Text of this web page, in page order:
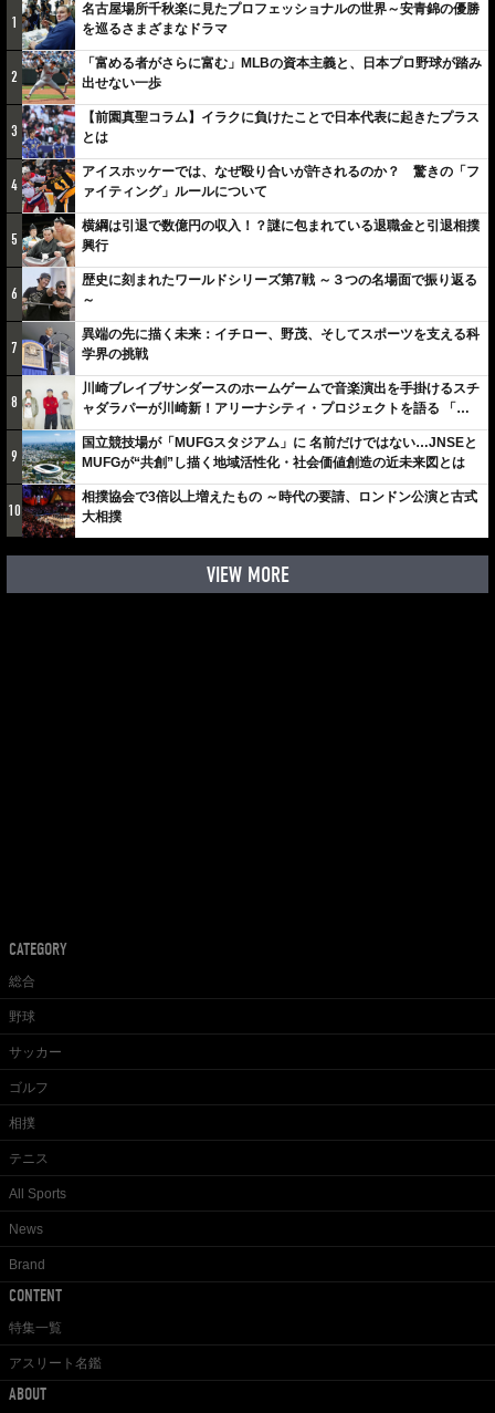
1
名古屋場所千秋楽に見たプロフェッショナルの世界～安青錦の優勝
を巡るさまざまなドラマ
2
「富める者がさらに富む」MLBの資本主義と、日本プロ野球が踏み
出せない一歩
3
【前園真聖コラム】イラクに負けたことで日本代表に起きたプラス
とは
4
アイスホッケーでは、なぜ殴り合いが許されるのか？ 驚きの「フ
ァイティング」ルールについて
5
横綱は引退で数億円の収入！？謎に包まれている退職金と引退相撲
興行
6
歴史に刻まれたワールドシリーズ第7戦 ～３つの名場面で振り返る
～
7
異端の先に描く未来：イチロー、野茂、そしてスポーツを支える科
学界の挑戦
8
川崎ブレイブサンダースのホームゲームで音楽演出を手掛けるスチ
ャダラパーが川崎新！アリーナシティ・プロジェクトを語る 「楽
しみでしかないでしょ。川崎は、ずっと成長曲線だから」
9
国立競技場が「MUFGスタジアム」に 名前だけではない…JNSEと
MUFGが“共創”し描く地域活性化・社会価値創造の近未来図とは
10
相撲協会で3倍以上増えたもの ～時代の要請、ロンドン公演と古式
大相撲
VIEW MORE
CATEGORY
総合
野球
サッカー
ゴルフ
相撲
テニス
All Sports
News
Brand
CONTENT
特集一覧
アスリート名鑑
ABOUT